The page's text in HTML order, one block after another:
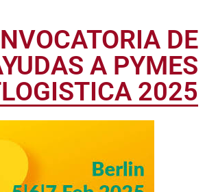
DE
A PYMES
2025